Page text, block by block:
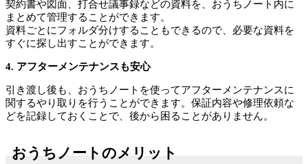
契約書や図面、 打合せ議事録などの資料を、 おうちノート内に
まとめて管理することができます。
資料ごとにフォルダ分けすることもできるので、 必要な資料を
すぐに探し出すことができます。
4. アフターメンテナンスも安心
引き渡し後も、 おうちノートを使ってアフターメンテナンスに
関するやり取りを行うことができます。 保証内容や修理依頼な
どを記録しておくことで、 後から困ることがありません。
おうちノートのメリット